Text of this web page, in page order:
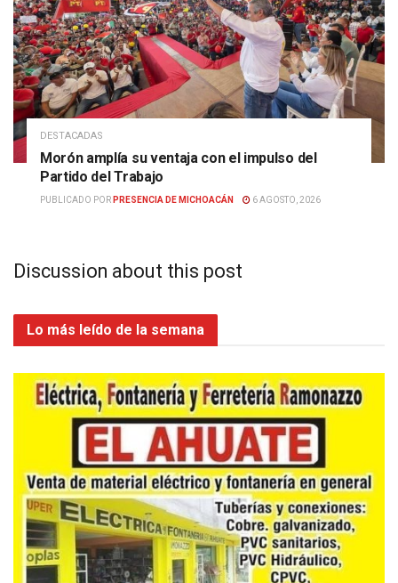
DESTACADAS
Morón amplía su ventaja con el impulso del
Partido del Trabajo
PUBLICADO POR PRESENCIA DE MICHOACÁN 6 AGOSTO, 2026
Discussion about this post
Lo más leído de la semana